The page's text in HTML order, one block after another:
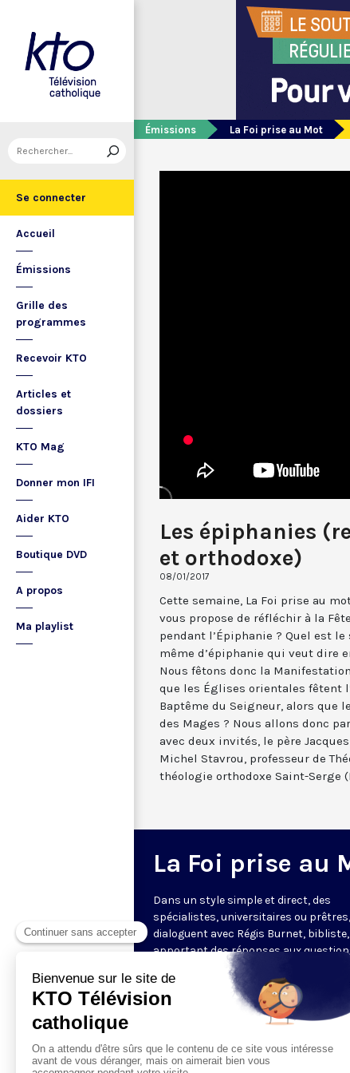
Se connecter
Accueil
Émissions
Grille des
programmes
Recevoir KTO
Articles et
dossiers
KTO Mag
Donner mon IFI
Aider KTO
Boutique DVD
A propos
Ma playlist
Émissions La Foi prise au Mot
Les épiphanies
et orthodoxe)
08/01/2017
Cette semaine, La Foi prise au
vous propose de réfléchir à la
pendant l’Épiphanie ? Quel est
même d’épiphanie qui veut dire
Nous fêtons donc la
que les Églises orientales fêtent
Baptême du Seigneur, alors que
des Mages ? Nous allons donc
avec deux invités, le père
Michel Stavrou, professeur de
théologie orthodoxe Saint-Serge
La Foi prise au
Dans un style simple et direct, des
spécialistes, universitaires ou prêtres,
dialoguent avec Régis Burnet, bibliste,
apportant des réponses aux
nous pouvons nous poser sur la foi, la
liturgie, de grandes figures
Visiter la page de l'émission